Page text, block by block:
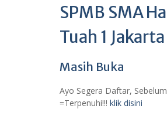
SPMB SMA
Tuah 1 Jakarta
Masih Buka
Ayo Segera Daftar,
=Terpenuhi!!! klik disini